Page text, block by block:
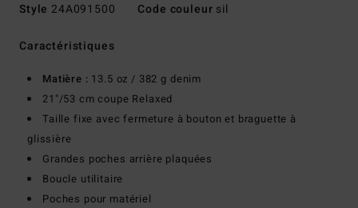
Style 24A091500 Code couleur sil
Caractéristiques
Matière : 13.5 oz / 382 g denim
21"/53 cm coupe Relaxed
Taille fixe avec fermeture à bouton et braguette à
glissière
Grandes poches arrière plaquées
Boucle utilitaire
Poches pour matériel